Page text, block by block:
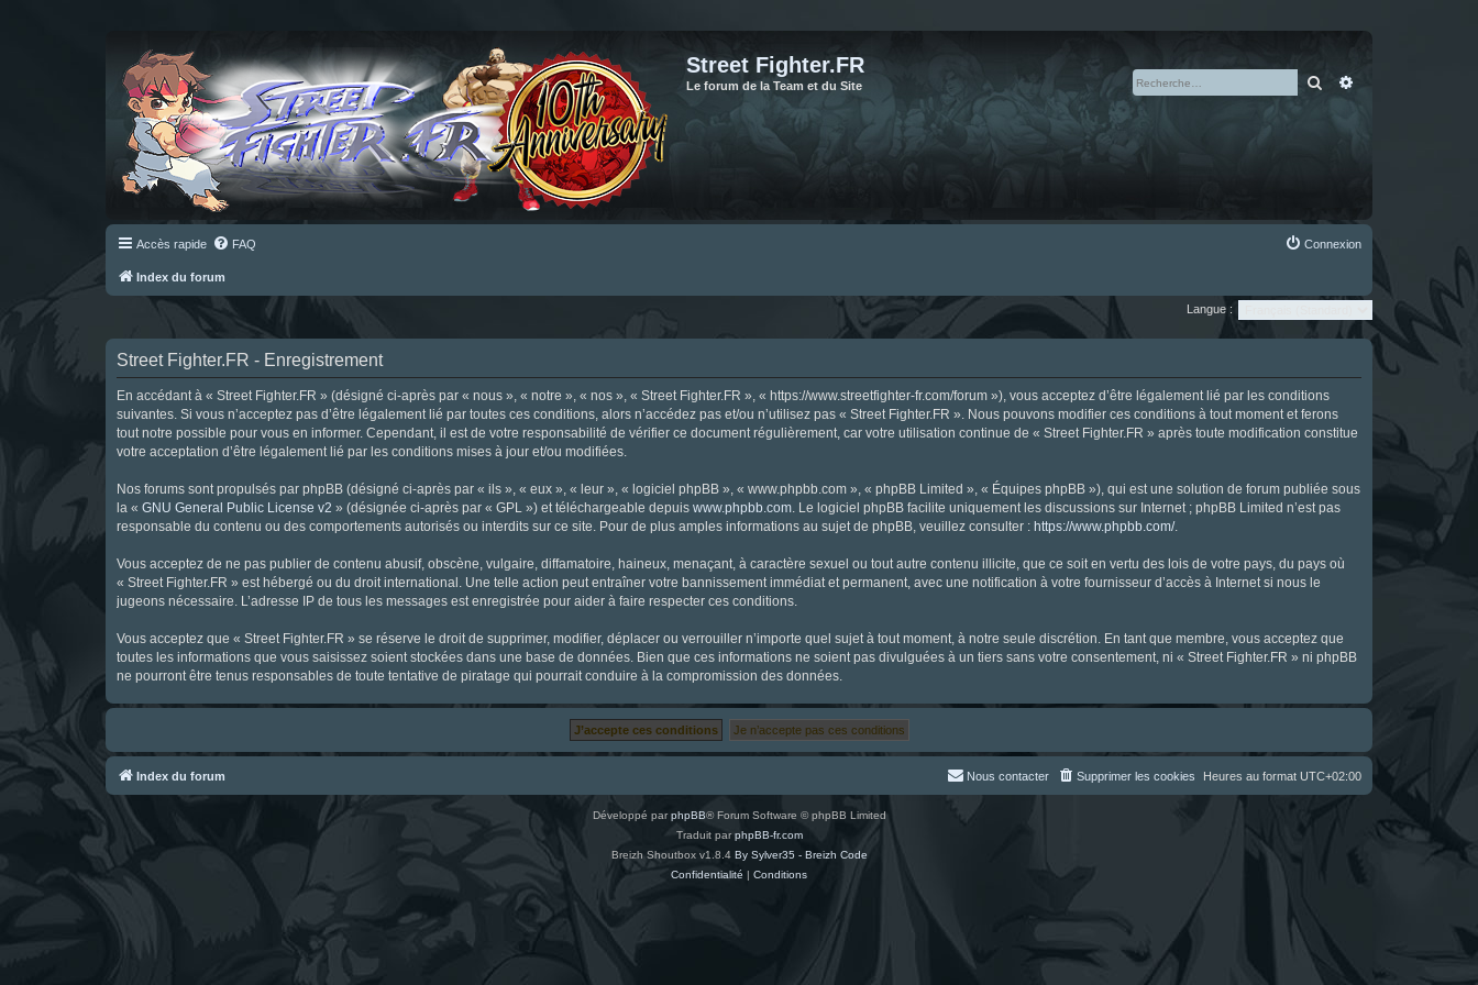
Street Fighter.FR
Le forum de la Team et du Site Rechercher
Accès rapide FAQ Connexion
Index du forum
Langue :
Street Fighter.FR - Enregistrement
En accédant à « Street Fighter.FR » (désigné ci-après par « nous », « notre », « nos », « Street Fighter.FR », « https://www.streetfighter-fr.com/forum »), vous acceptez d’être légalement lié par les conditions
suivantes. Si vous n’acceptez pas d’être légalement lié par toutes ces conditions, alors n’accédez pas et/ou n’utilisez pas « Street Fighter.FR ». Nous pouvons modifier ces conditions à tout moment et ferons
tout notre possible pour vous en informer. Cependant, il est de votre responsabilité de vérifier ce document régulièrement, car votre utilisation continue de « Street Fighter.FR » après toute modification constitue
votre acceptation d’être légalement lié par les conditions mises à jour et/ou modifiées.
Nos forums sont propulsés par phpBB (désigné ci-après par « ils », « eux », « leur », « logiciel phpBB », « www.phpbb.com », « phpBB Limited », « Équipes phpBB »), qui est une solution de forum publiée sous
la « GNU General Public License v2 » (désignée ci-après par « GPL ») et téléchargeable depuis www.phpbb.com . Le logiciel phpBB facilite uniquement les discussions sur Internet ; phpBB Limited n’est pas
responsable du contenu ou des comportements autorisés ou interdits sur ce site. Pour de plus amples informations au sujet de phpBB, veuillez consulter : https://www.phpbb.com/.
Vous acceptez de ne pas publier de contenu abusif, obscène, vulgaire, diffamatoire, haineux, menaçant, à caractère sexuel ou tout autre contenu illicite, que ce soit en vertu des lois de votre pays, du pays où
« Street Fighter.FR » est hébergé ou du droit international. Une telle action peut entraîner votre bannissement immédiat et permanent, avec une notification à votre fournisseur d’accès à Internet si nous le
jugeons nécessaire. L’adresse IP de tous les messages est enregistrée pour aider à faire respecter ces conditions.
Vous acceptez que « Street Fighter.FR » se réserve le droit de supprimer, modifier, déplacer ou verrouiller n’importe quel sujet à tout moment, à notre seule discrétion. En tant que membre, vous acceptez que
toutes les informations que vous saisissez soient stockées dans une base de données. Bien que ces informations ne soient pas divulguées à un tiers sans votre consentement, ni « Street Fighter.FR » ni phpBB
ne pourront être tenus responsables de toute tentative de piratage qui pourrait conduire à la compromission des données.
Index du forum Heures au format UTC+02:00
Supprimer les cookies
Nous contacter
Développé parphpBB® Forum Software © phpBB Limited
Traduit parphpBB-fr.com
Breizh Shoutbox v1.8.4 By Sylver35 - Breizh Code
Confidentialité | Conditions